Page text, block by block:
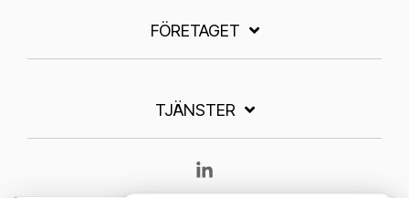
FÖRETAGET
TJÄNSTER